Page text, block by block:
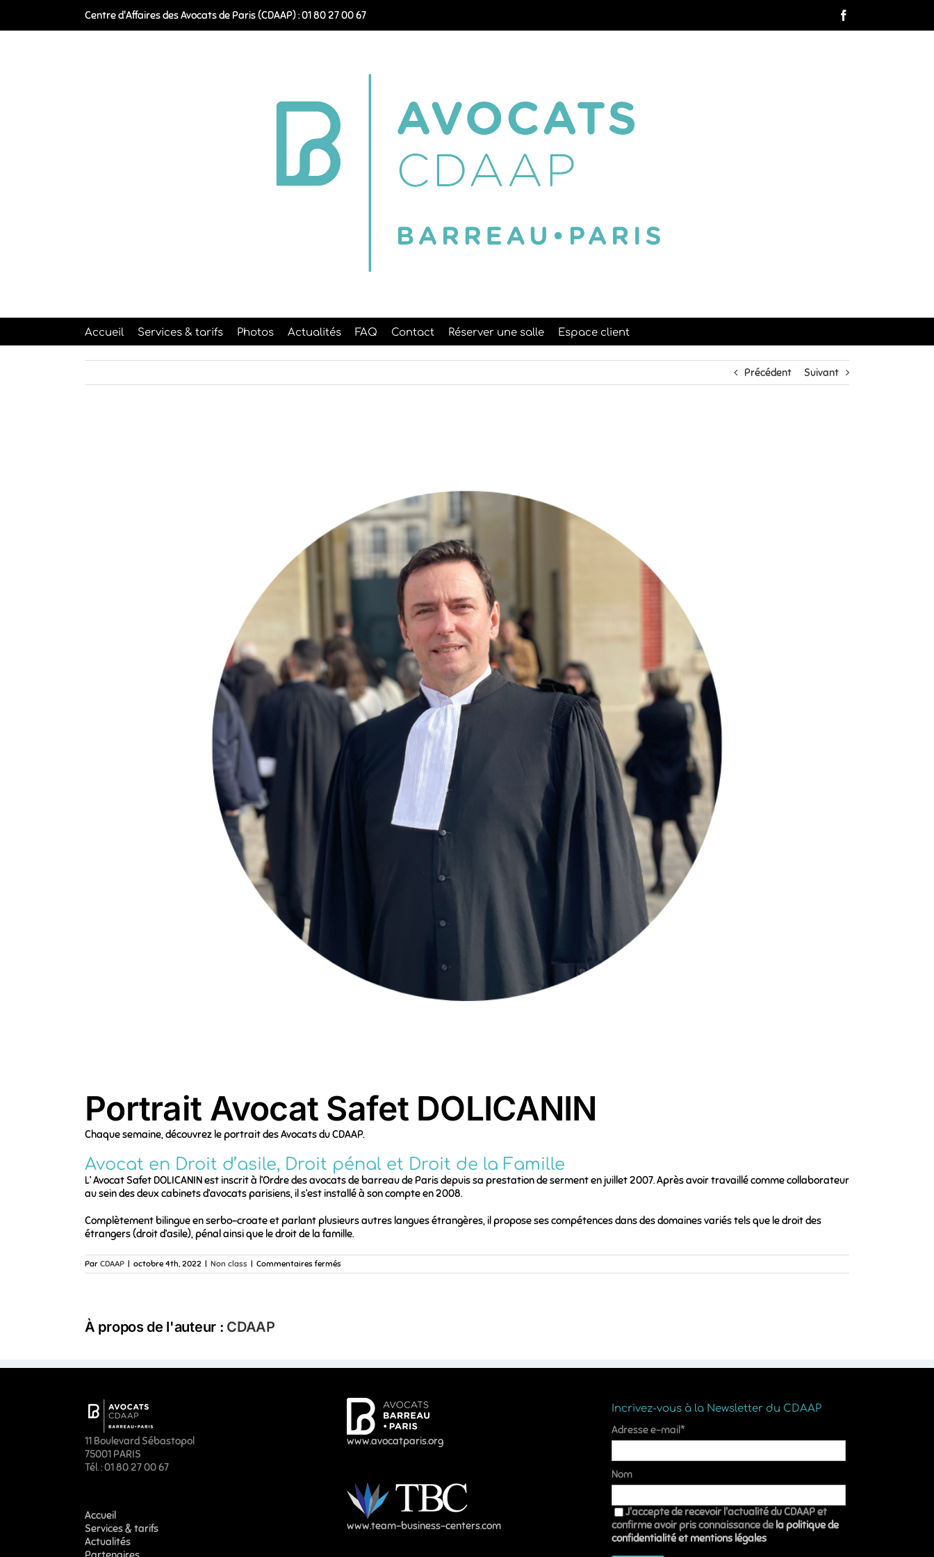
contenu
Centre d'Affaires des Avocats de Paris (CDAAP) : 01 80 27 00 67
Accueil Services & tarifs Photos Actualités FAQ Contact Réserver une salle Espace client
Précédent Suivant
Portrait Avocat Safet DOLICANIN
Chaque semaine, découvrez le portrait des Avocats du CDAAP.
Avocat en Droit d’asile, Droit pénal et Droit de la Famille
L’ Avocat Safet DOLICANIN est inscrit à l’Ordre des avocats de barreau de Paris depuis sa prestation de serment en juillet 2007. Après avoir travaillé comme collaborateur
au sein des deux cabinets d’avocats parisiens, il s’est installé à son compte en 2008.
Complètement bilingue en serbo-croate et parlant plusieurs autres langues étrangères, il propose ses compétences dans des domaines variés tels que le droit des
étrangers (droit d’asile), pénal ainsi que le droit de la famille.
Par CDAAP | octobre 4th, 2022 | Non class | Commentaires fermés
Portrait
À propos de l'auteur : CDAAP
11 Boulevard Sébastopol
75001 PARIS
Tél. : 01 80 27 00 67
Accueil
Services & tarifs
Actualités
www.avocatparis.org
www.team-business-centers.com
Incrivez-vous à la Newsletter du CDAAP
Adresse e-mail*
Nom
J'accepte de recevoir l'actualité du CDAAP et
confirme avoir pris connaissance de la politique de
confidentialité et mentions légales